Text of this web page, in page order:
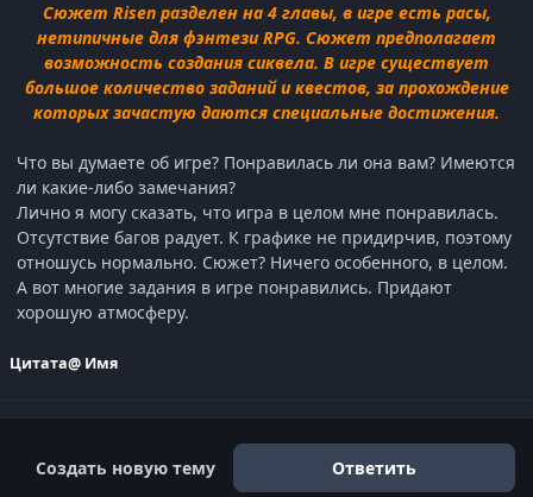
Сюжет Risen разделен на 4 главы, в игре есть расы,
нетипичные для фэнтези RPG. Сюжет предполагает
возможность создания сиквела. В игре существует
большое количество заданий и квестов, за прохождение
которых зачастую даются специальные достижения.
Что вы думаете об игре? Понравилась ли она вам? Имеются
ли какие-либо замечания?
Лично я могу сказать, что игра в целом мне понравилась.
Отсутствие багов радует. К графике не придирчив, поэтому
отношусь нормально. Сюжет? Ничего особенного, в целом.
А вот многие задания в игре понравились. Придают
хорошую атмосферу.
Цитата@ Имя
Создать новую тему Ответить